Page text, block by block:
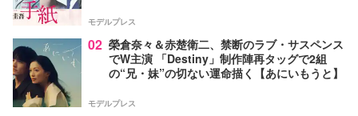
モデルプレス
02 榮倉奈々＆赤楚衛二、禁断のラブ・サスペンス
でW主演 「Destiny」制作陣再タッグで2組
の“兄・妹”の切ない運命描く【あにいもうと】
モデルプレス